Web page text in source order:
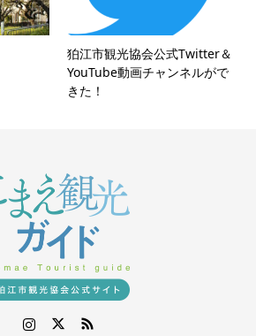
狛江市観光協会公式Twitter＆
YouTube動画チャンネルがで
きた！